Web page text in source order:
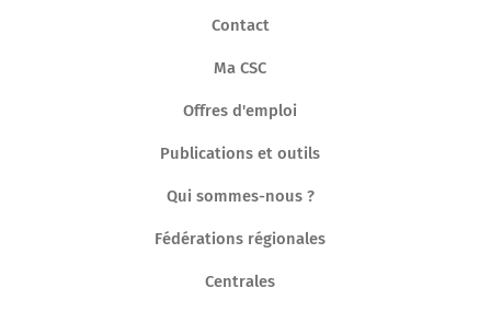
Contact
Ma CSC
Offres d'emploi
Publications et outils
Qui sommes-nous ?
Fédérations régionales
Centrales